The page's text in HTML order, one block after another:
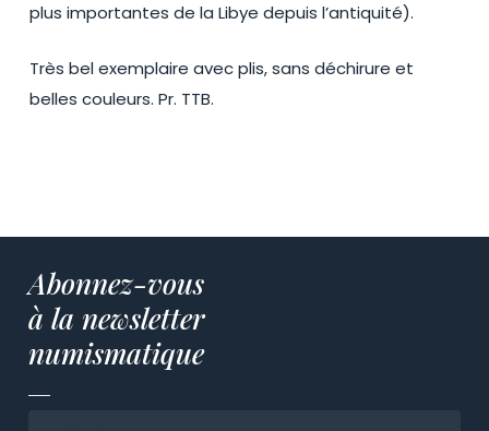
plus importantes de la Libye depuis l’antiquité).
Très bel exemplaire avec plis, sans déchirure et
belles couleurs. Pr. TTB.
Abonnez-vous
à la newsletter
numismatique